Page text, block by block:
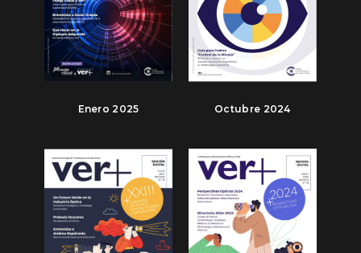
Enero 2025 Octubre 2024